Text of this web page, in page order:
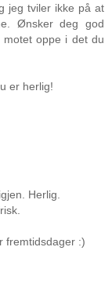
jeg tviler ikke på at
Ønsker deg god
oppe i det du
er herlig!
Herlig.
fremtidsdager :)